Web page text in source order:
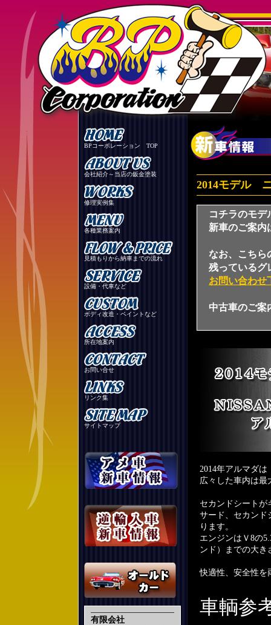
BPコーポレーション TOP
会社紹介～当店の鈑金塗装
修理実例集
各種業務案内
見積もりから納車までの流れ
設備・代車など
ボディ改造・ペイントなど
所在地案内
お問い合せ
リンク集
サイトマップ
有限会社
2014モデル
コチラのモデ
新車のご案内
なお、こちら
残っているグ
お問い合わせ
中古車のご案
2014年アルマダは
広々した車内は最
セカンドシートが
サード、セカンド
ります。
エンジンはＶ8の
ンド）までの大き
快適性、安全性を
車輌